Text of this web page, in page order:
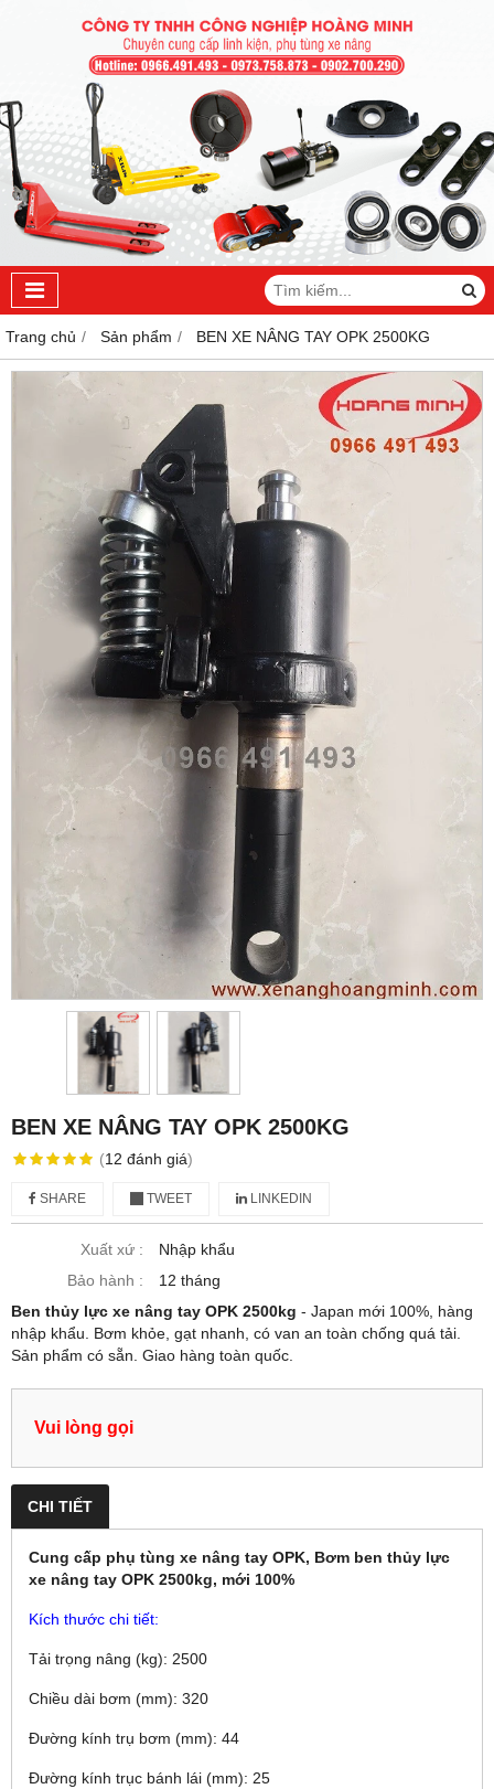
Trang chủ Sản phẩm BEN XE NÂNG TAY OPK 2500KG
BEN XE NÂNG TAY OPK 2500KG
(12 đánh giá)
SHARE TWEET LINKEDIN
Xuất xứ :
Nhập khẩu
Bảo hành :
12 tháng
Ben thủy lực xe nâng tay OPK 2500kg - Japan mới 100%, hàng
nhập khẩu. Bơm khỏe, gạt nhanh, có van an toàn chống quá tải.
Sản phẩm có sẵn. Giao hàng toàn quốc.
Vui lòng gọi
CHI TIẾT
Cung cấp phụ tùng xe nâng tay OPK, Bơm ben thủy lực
xe nâng tay OPK 2500kg, mới 100%
Kích thước chi tiết:
Tải trọng nâng (kg): 2500
Chiều dài bơm (mm): 320
Đường kính trụ bơm (mm): 44
Đường kính trục bánh lái (mm): 25